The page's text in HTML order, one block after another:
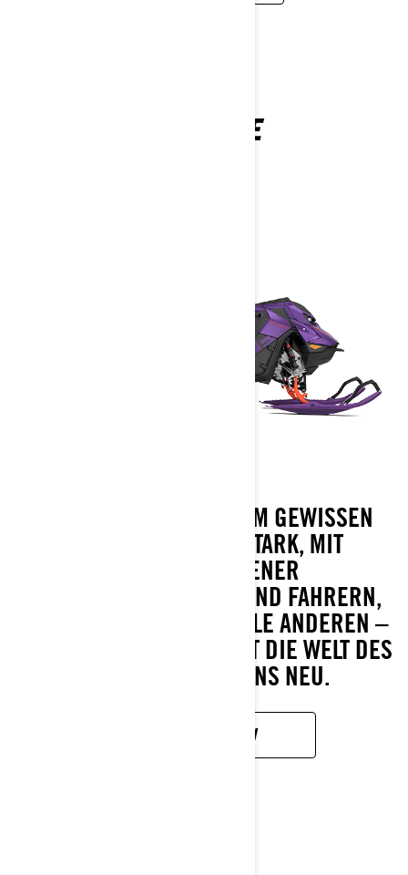
FREERIDE
DER SCHLITTEN MIT DEM GEWISSEN
ETWAS. LEISTUNGSSTARK, MIT
UNÜBERTROFFENER
EXTREMTAUGLICHKEIT UND FAHRERN,
DIE MEHR WAGEN ALS ALLE ANDEREN –
DAS FREERIDE DEFINIERT DIE WELT DES
FREESTYLE-FAHRENS NEU.
MEHR ERFAHREN